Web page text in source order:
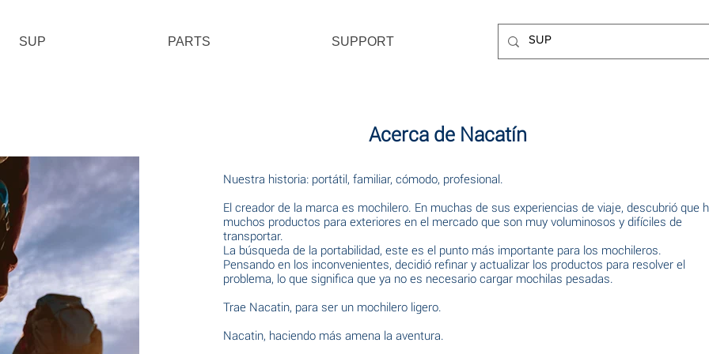
SUP PARTS SUPPORT
Acerca de Nacatín
Nuestra historia: portátil, familiar, cómodo, profesional.
El creador de la marca es mochilero. En muchas de sus experiencias de viaje, descubrió que
muchos productos para exteriores en el mercado que son muy voluminosos y difíciles de
transportar.
La búsqueda de la portabilidad, este es el punto más importante para los mochileros.
Pensando en los inconvenientes, decidió refinar y actualizar los productos para resolver el
problema, lo que significa que ya no es necesario cargar mochilas pesadas.
Trae Nacatin, para ser un mochilero ligero.
Nacatin, haciendo más amena la aventura.